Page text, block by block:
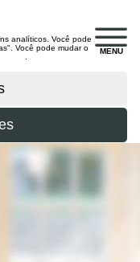
MENU
analíticos. Você pode
Você pode mudar o